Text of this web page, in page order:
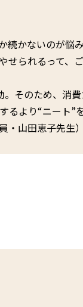
続かないのが悩
せられるって、
。そのため、消
るより“ニート”
山田恵子先生）